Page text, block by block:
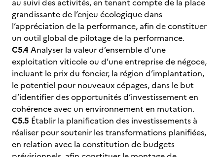
au suivi des activités, en tenant compte de la place
grandissante de l’enjeu écologique dans
l’appréciation de la performance, afin de constituer
un outil global de pilotage de la performance.
C5.4 Analyser la valeur d’ensemble d’une
exploitation viticole ou d’une entreprise de négoce,
incluant le prix du foncier, la région d’implantation,
le potentiel pour nouveaux cépages, dans le but
d’identifier des opportunités d’investissement en
cohérence avec un environnement en mutation.
C5.5 Établir la planification des investissements à
réaliser pour soutenir les transformations planifiées,
en relation avec la constitution de budgets